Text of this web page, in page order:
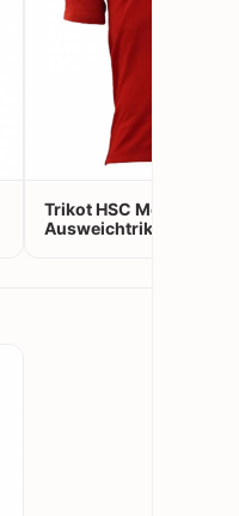
Trikot HSC Montpellier
Ausweichtrikot 2019/